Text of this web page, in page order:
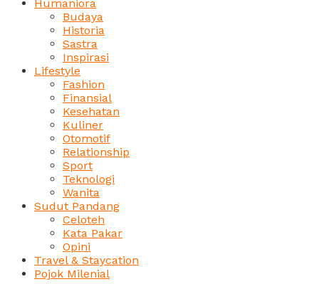
Humaniora
Budaya
Historia
Sastra
Inspirasi
Lifestyle
Fashion
Finansial
Kesehatan
Kuliner
Otomotif
Relationship
Sport
Teknologi
Wanita
Sudut Pandang
Celoteh
Kata Pakar
Opini
Travel & Staycation
Pojok Milenial